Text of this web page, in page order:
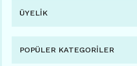
ÜYELİK
POPÜLER KATEGORİLER